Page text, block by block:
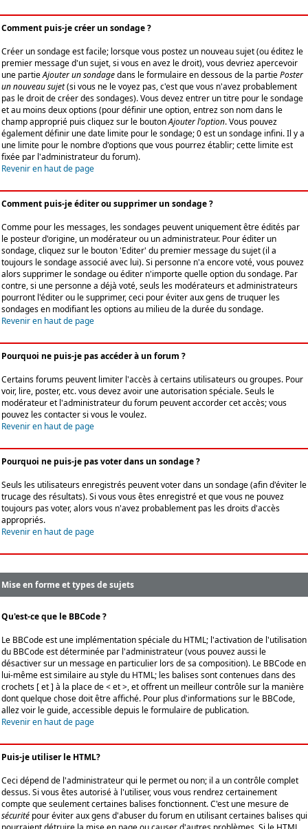
Comment puis-je créer un sondage ?
Créer un sondage est facile; lorsque vous postez un nouveau sujet (ou éditez le
premier message d'un sujet, si vous en avez le droit), vous devriez apercevoir
une partieAjouter un sondagedans le formulaire en dessous de la partiePoster
un nouveau sujet(si vous ne le voyez pas, c'est que vous n'avez probablement
pas le droit de créer des sondages). Vous devez entrer un titre pour le sondage
et au moins deux options (pour définir une option, entrez son nom dans le
champ approprié puis cliquez sur le boutonAjouter l'option. Vous pouvez
également définir une date limite pour le sondage; 0 est un sondage infini. Il y a
une limite pour le nombre d'options que vous pourrez établir; cette limite est
fixée par l'administrateur du forum).
Revenir en haut de page
Comment puis-je éditer ou supprimer un sondage ?
Comme pour les messages, les sondages peuvent uniquement être édités par
le posteur d'origine, un modérateur ou un administrateur. Pour éditer un
sondage, cliquez sur le bouton 'Editer' du premier message du sujet (il a
toujours le sondage associé avec lui). Si personne n'a encore voté, vous pouvez
alors supprimer le sondage ou éditer n'importe quelle option du sondage. Par
contre, si une personne a déjà voté, seuls les modérateurs et administrateurs
pourront l'éditer ou le supprimer, ceci pour éviter aux gens de truquer les
sondages en modifiant les options au milieu de la durée du sondage.
Revenir en haut de page
Pourquoi ne puis-je pas accéder à un forum ?
Certains forums peuvent limiter l'accès à certains utilisateurs ou groupes. Pour
voir, lire, poster, etc. vous devez avoir une autorisation spéciale. Seuls le
modérateur et l'administrateur du forum peuvent accorder cet accès; vous
pouvez les contacter si vous le voulez.
Revenir en haut de page
Pourquoi ne puis-je pas voter dans un sondage ?
Seuls les utilisateurs enregistrés peuvent voter dans un sondage (afin d'éviter le
trucage des résultats). Si vous vous êtes enregistré et que vous ne pouvez
toujours pas voter, alors vous n'avez probablement pas les droits d'accès
appropriés.
Revenir en haut de page
Mise en forme et types de sujets
Qu'est-ce que le BBCode ?
Le BBCode est une implémentation spéciale du HTML; l'activation de l'utilisation
du BBCode est déterminée par l'administrateur (vous pouvez aussi le
désactiver sur un message en particulier lors de sa composition). Le BBCode en
lui-même est similaire au style du HTML; les balises sont contenues dans des
crochets [ et ] à la place de < et >, et offrent un meilleur contrôle sur la manière
dont quelque chose doit être affiché. Pour plus d'informations sur le BBCode,
allez voir le guide, accessible depuis le formulaire de publication.
Revenir en haut de page
Puis-je utiliser le HTML?
Ceci dépend de l'administrateur qui le permet ou non; il a un contrôle complet
dessus. Si vous êtes autorisé à l'utiliser, vous vous rendrez certainement
compte que seulement certaines balises fonctionnent. C'est une mesure de
sécurité pour éviter aux gens d'abuser du forum en utilisant certaines balises qui